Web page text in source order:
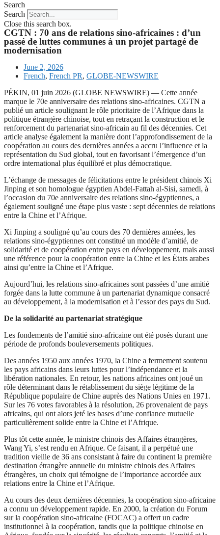
Search
Search
Close this search box.
CGTN : 70 ans de relations sino-africaines : d’un
passé de luttes communes à un projet partagé de
modernisation
June 2, 2026
French, French PR, GLOBE-NEWSWIRE
PÉKIN, 01 juin 2026 (GLOBE NEWSWIRE) — Cette année
marque le 70e anniversaire des relations sino-africaines. CGTN a
publié un article soulignant le rôle prioritaire de l’Afrique dans la
politique étrangère chinoise, tout en retraçant la construction et le
renforcement du partenariat sino-africain au fil des décennies. Cet
article analyse également la manière dont l’approfondissement de la
coopération au cours des dernières années a accru l’influence et la
représentation du Sud global, tout en favorisant l’émergence d’un
ordre international plus équilibré et plus démocratique.
L’échange de messages de félicitations entre le président chinois Xi
Jinping et son homologue égyptien Abdel-Fattah al-Sisi, samedi, à
l’occasion du 70e anniversaire des relations sino-égyptiennes, a
également souligné une étape plus vaste : sept décennies de relations
entre la Chine et l’Afrique.
Xi Jinping a souligné qu’au cours des 70 dernières années, les
relations sino-égyptiennes ont constitué un modèle d’amitié, de
solidarité et de coopération entre pays en développement, mais aussi
une référence pour la coopération entre la Chine et les États arabes
ainsi qu’entre la Chine et l’Afrique.
Aujourd’hui, les relations sino-africaines sont passées d’une amitié
forgée dans la lutte commune à un partenariat dynamique consacré
au développement, à la modernisation et à l’essor des pays du Sud.
De la solidarité au partenariat stratégique
Les fondements de l’amitié sino-africaine ont été posés durant une
période de profonds bouleversements politiques.
Des années 1950 aux années 1970, la Chine a fermement soutenu
les pays africains dans leurs luttes pour l’indépendance et la
libération nationales. En retour, les nations africaines ont joué un
rôle déterminant dans le rétablissement du siège légitime de la
République populaire de Chine auprès des Nations Unies en 1971.
Sur les 76 votes favorables à la résolution, 26 provenaient de pays
africains, qui ont alors jeté les bases d’une confiance mutuelle
particulièrement solide entre la Chine et l’Afrique.
Plus tôt cette année, le ministre chinois des Affaires étrangères,
Wang Yi, s’est rendu en Afrique. Ce faisant, il a perpétué une
tradition vieille de 36 ans consistant à faire du continent la première
destination étrangère annuelle du ministre chinois des Affaires
étrangères, un choix qui témoigne de l’importance accordée aux
relations entre la Chine et l’Afrique.
Au cours des deux dernières décennies, la coopération sino-africaine
a connu un développement rapide. En 2000, la création du Forum
sur la coopération sino-africaine (FOCAC) a offert un cadre
institutionnel à la coopération, tandis que la politique chinoise en